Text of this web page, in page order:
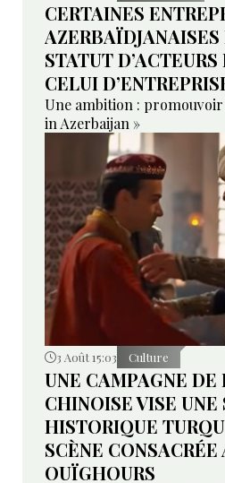
CERTAINES
AZERBAÏDJANAISES
STATUT
CELUI
Une ambition : promouvoir
in Azerbaijan »
3 Août 15:03 Culture
UNE CAMPAGNE DE
CHINOISE VISE UNE
HISTORIQUE
SCÈNE CONSACRÉE
OUÏGHOURS